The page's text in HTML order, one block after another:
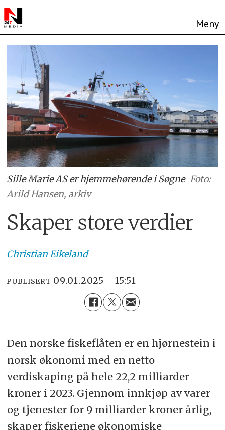
Sille Marie AS er hjemmehørende i Søgne Foto:
Arild Hansen, arkiv
Skaper store verdier
ChristianEikeland
PUBLISERT 09.01.2025 - 15:51
Den norske fiskeflåten er en hjørnestein i
norsk økonomi med en netto
verdiskaping på hele 22,2 milliarder
kroner i 2023. Gjennom innkjøp av varer
og tjenester for 9 milliarder kroner årlig,
skaper fiskeriene økonomiske